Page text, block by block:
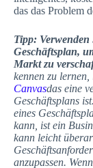
das das Problem
Tipp: Verwenden
Geschäftsplan,
Markt zu
kennen zu
Canvasdas eine
Geschäftsplans
eines
kann, ist ein
kann leicht
anzupassen.